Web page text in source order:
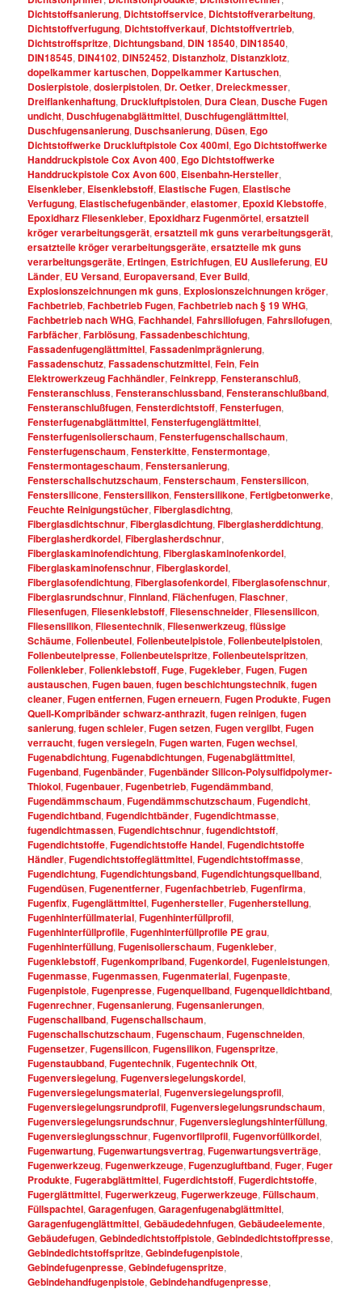
Dichtstoffsanierung, Dichtstoffservice, Dichtstoffverarbeitung,
Dichtstoffverfugung, Dichtstoffverkauf, Dichtstoffvertrieb,
Dichtstroffspritze, Dichtungsband, DIN 18540, DIN18540,
DIN18545, DIN4102, DIN52452, Distanzholz, Distanzklotz,
dopelkammer kartuschen, Doppelkammer Kartuschen,
Dosierpistole,dosierpistolen, Dr. Oetker, Dreieckmesser,
Dreiflankenhaftung, Druckluftpistolen, Dura Clean, Dusche Fugen
undicht, Duschfugenabglättmittel, Duschfugenglättmittel,
Duschfugensanierung, Duschsanierung, Düsen, Ego
Dichtstoffwerke Druckluftpistole Cox 400ml, Ego Dichtstoffwerke
Handdruckpistole Cox Avon 400, Ego Dichtstoffwerke
Handdruckpistole Cox Avon 600, Eisenbahn-Hersteller,
Eisenkleber, Eisenklebstoff, Elastische Fugen, Elastische
Verfugung, Elastischefugenbänder,elastomer, Epoxid Klebstoffe,
Epoxidharz Fliesenkleber, Epoxidharz Fugenmörtel,ersatzteil
kröger verarbeitungsgerät,ersatzteil mk guns verarbeitungsgerät,
ersatzteile kröger verarbeitungsgeräte,ersatzteile mk guns
verarbeitungsgeräte, Ertingen, Estrichfugen, EU Auslieferung, EU
Länder, EU Versand, Europaversand, Ever Build,
Explosionszeichnungen mk guns, Explosionszeichnungen kröger,
Fachbetrieb,Fachbetrieb Fugen,Fachbetrieb nach § 19 WHG,
Fachbetrieb nach WHG,Fachhandel,Fahrsiliofugen,Fahrsilofugen,
Farbfächer,Farblösung,Fassadenbeschichtung,
Fassadenfugenglättmittel,Fassadenimprägnierung,
Fassadenschutz,Fassadenschutzmittel,Fein,Fein
Elektrowerkzeug Fachhändler,Feinkrepp,Fensteranschluß,
Fensteranschluss,Fensteranschlussband,Fensteranschlußband,
Fensteranschlußfugen,Fensterdichtstoff,Fensterfugen,
Fensterfugenabglättmittel,Fensterfugenglättmittel,
Fensterfugenisolierschaum,Fensterfugenschallschaum,
Fensterfugenschaum,Fensterkitte,Fenstermontage,
Fenstermontageschaum,Fenstersanierung,
Fensterschallschutzschaum,Fensterschaum,Fenstersilicon,
Fenstersilicone,Fenstersilikon,Fenstersilikone,Fertigbetonwerke,
Feuchte Reinigungstücher,Fiberglasdichtng,
Fiberglasdichtschnur,Fiberglasdichtung,Fiberglasherddichtung,
Fiberglasherdkordel,Fiberglasherdschnur,
Fiberglaskaminofendichtung,Fiberglaskaminofenkordel,
Fiberglaskaminofenschnur,Fiberglaskordel,
Fiberglasofendichtung,Fiberglasofenkordel,Fiberglasofenschnur,
Fiberglasrundschnur,Finnland,Flächenfugen,Flaschner,
Fliesenfugen,Fliesenklebstoff,Fliesenschneider,Fliesensilicon,
Fliesensilikon,Fliesentechnik,Fliesenwerkzeug,flüssige
Schäume,Folienbeutel,Folienbeutelpistole,Folienbeutelpistolen,
Folienbeutelpresse,Folienbeutelspritze,Folienbeutelspritzen,
Folienkleber,Folienklebstoff,Fuge,Fugekleber,Fugen,Fugen
austauschen,Fugen bauen,fugen beschichtungstechnik,fugen
cleaner,Fugen entfernen,Fugen erneuern,Fugen Produkte,Fugen
Quell-Kompribänder schwarz-anthrazit,fugen reinigen,fugen
sanierung,fugen schleier,Fugen setzen,Fugen vergilbt,Fugen
verraucht,fugen versiegeln,Fugen warten,Fugen wechsel,
Fugenabdichtung,Fugenabdichtungen,Fugenabglättmittel,
Fugenband,Fugenbänder,Fugenbänder Silicon-Polysulfidpolymer-
Thiokol,Fugenbauer,Fugenbetrieb,Fugendämmband,
Fugendämmschaum,Fugendämmschutzschaum,Fugendicht,
Fugendichtband,Fugendichtbänder,Fugendichtmasse,
fugendichtmassen,Fugendichtschnur,fugendichtstoff,
Fugendichtstoffe,Fugendichtstoffe Handel,Fugendichtstoffe
Händler,Fugendichtstoffeglättmittel,Fugendichtstoffmasse,
Fugendichtung,Fugendichtungsband,Fugendichtungsquellband,
Fugendüsen,Fugenentferner,Fugenfachbetrieb,Fugenfirma,
Fugenfix,Fugenglättmittel,Fugenhersteller,Fugenherstellung,
Fugenhinterfüllmaterial,Fugenhinterfüllprofil,
Fugenhinterfüllprofile,Fugenhinterfüllprofile PE grau,
Fugenhinterfüllung,Fugenisolierschaum,Fugenkleber,
Fugenklebstoff,Fugenkompriband,Fugenkordel,Fugenleistungen,
Fugenmasse,Fugenmassen,Fugenmaterial,Fugenpaste,
Fugenpistole,Fugenpresse,Fugenquellband,Fugenquelldichtband,
Fugenrechner,Fugensanierung,Fugensanierungen,
Fugenschallband,Fugenschallschaum,
Fugenschallschutzschaum,Fugenschaum,Fugenschneiden,
Fugensetzer,Fugensilicon,Fugensilikon,Fugenspritze,
Fugenstaubband,Fugentechnik,Fugentechnik Ott,
Fugenversiegelung,Fugenversiegelungskordel,
Fugenversiegelungsmaterial,Fugenversiegelungsprofil,
Fugenversiegelungsrundprofil,Fugenversiegelungsrundschaum,
Fugenversiegelungsrundschnur,Fugenversieglungshinterfüllung,
Fugenversieglungsschnur,Fugenvorfilprofil,Fugenvorfüllkordel,
Fugenwartung,Fugenwartungsvertrag,Fugenwartungsverträge,
Fugenwerkzeug,Fugenwerkzeuge,Fugenzugluftband,Fuger,Fuger
Produkte,Fugerabglättmittel,Fugerdichtstoff,Fugerdichtstoffe,
Fugerglättmittel,Fugerwerkzeug,Fugerwerkzeuge,Füllschaum,
Füllspachtel,Garagenfugen,Garagenfugenabglättmittel,
Garagenfugenglättmittel,Gebäudedehnfugen,Gebäudeelemente,
Gebäudefugen,Gebindedichtstoffpistole,Gebindedichtstoffpresse,
Gebindedichtstoffspritze,Gebindefugenpistole,
Gebindefugenpresse,Gebindefugenspritze,
Gebindehandfugenpistole,Gebindehandfugenpresse,